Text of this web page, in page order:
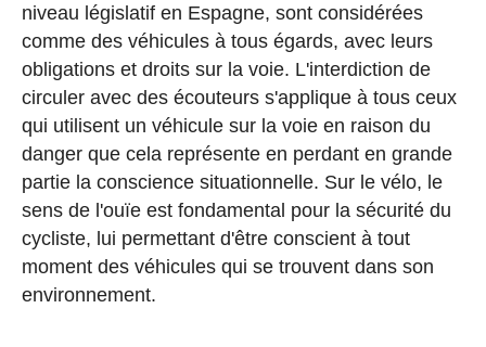
niveau législatif en Espagne, sont considérées
comme des véhicules à tous égards, avec leurs
obligations et droits sur la voie. L'interdiction de
circuler avec des écouteurs s'applique à tous ceux
qui utilisent un véhicule sur la voie en raison du
danger que cela représente en perdant en grande
partie la conscience situationnelle. Sur le vélo, le
sens de l'ouïe est fondamental pour la sécurité du
cycliste, lui permettant d'être conscient à tout
moment des véhicules qui se trouvent dans son
environnement.